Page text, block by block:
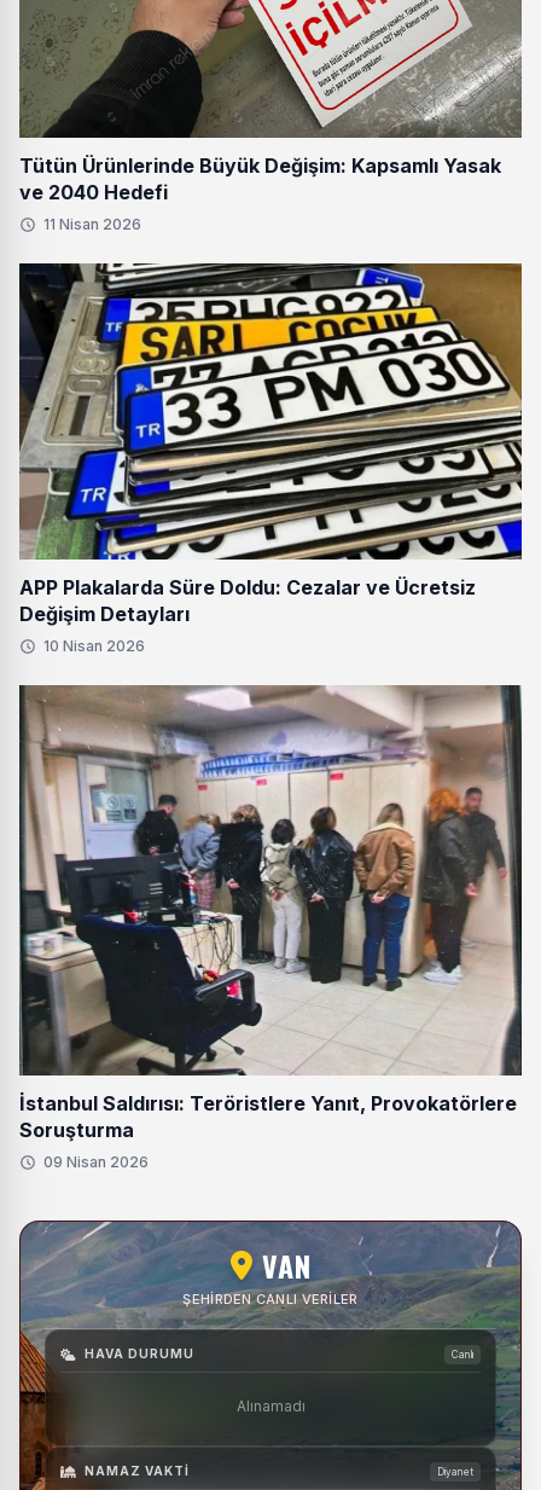
Tütün Ürünlerinde Büyük Değişim: Kapsamlı Yasak
ve 2040 Hedefi
11 Nisan 2026
APP Plakalarda Süre Doldu: Cezalar ve Ücretsiz
Değişim Detayları
10 Nisan 2026
İstanbul Saldırısı: Teröristlere Yanıt, Provokatörlere
Soruşturma
09 Nisan 2026
VAN
ŞEHIRDEN CANLI VERILER
HAVA DURUMU Canlı
Alınamadı
NAMAZ VAKTI Diyanet